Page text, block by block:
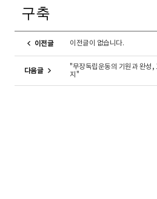
구축
이전글 이전글이 없습니다.
다음글
"무장독립운동의 기원과 완성,
지"